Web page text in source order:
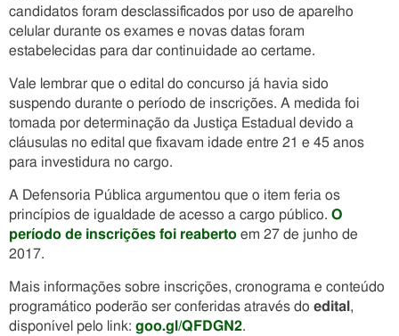
candidatos foram desclassificados por uso de aparelho
celular durante os exames e novas datas foram
estabelecidas para dar continuidade ao certame.
Vale lembrar que o edital do concurso já havia sido
suspendo durante o período de inscrições. A medida foi
tomada por determinação da Justiça Estadual devido a
cláusulas no edital que fixavam idade entre 21 e 45 anos
para investidura no cargo.
A Defensoria Pública argumentou que o item feria os
princípios de igualdade de acesso a cargo público. O
período de inscrições foi reaberto em 27 de junho de
2017.
Mais informações sobre inscrições, cronograma e conteúdo
programático poderão ser conferidas através do edital ,
disponível pelo link: goo.gl/QFDGN2.